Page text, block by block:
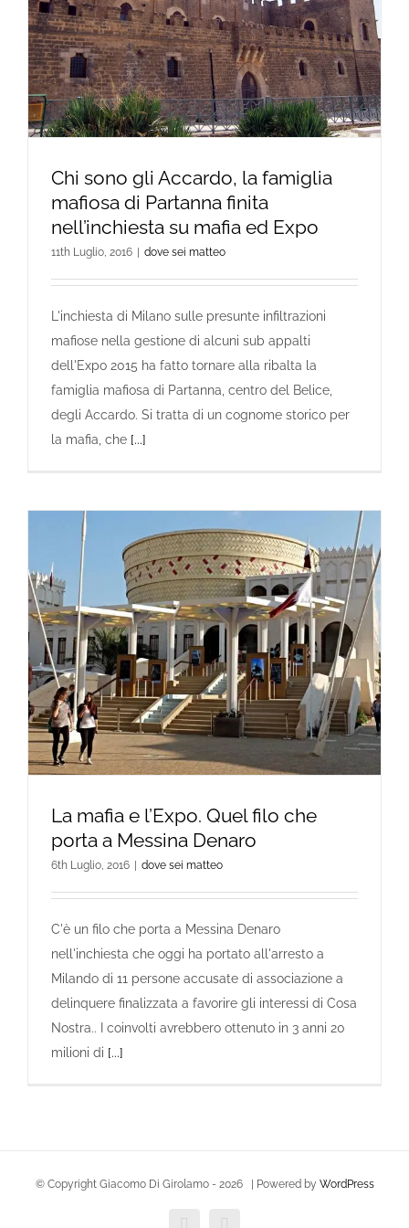
Chi sono gli Accardo, la famiglia
mafiosa di Partanna finita
nell’inchiesta su mafia ed Expo
11th Luglio, 2016 dove sei matteo
L'inchiesta di Milano sulle presunte infiltrazioni
mafiose nella gestione di alcuni sub appalti
dell'Expo 2015 ha fatto tornare alla ribalta la
famiglia mafiosa di Partanna, centro del Belice,
degli Accardo. Si tratta di un cognome storico per
la mafia, che [...]
La mafia e l’Expo. Quel filo che
porta a Messina Denaro
6th Luglio, 2016 | dove sei matteo
C'è un filo che porta a Messina Denaro
nell'inchiesta che oggi ha portato all'arresto a
Milando di 11 persone accusate di associazione a
delinquere finalizzata a favorire gli interessi di Cosa
Nostra.. I coinvolti avrebbero ottenuto in 3 anni 20
milioni di [...]
© Copyright Giacomo Di Girolamo - 2026 | Powered by WordPress